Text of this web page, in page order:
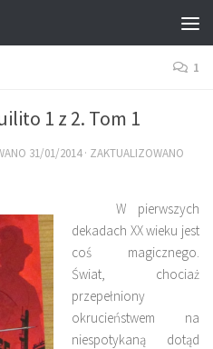
1
1 z 2. Tom 1
31/01/2014· ZAKTUALIZOWANO
W pierwszych
dekadach XX wieku jest
coś magicznego.
Świat, chociaż
przepełniony
okrucieństwem na
niespotykaną dotąd